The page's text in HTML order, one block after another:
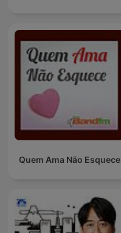
Quem Ama Não Esquece